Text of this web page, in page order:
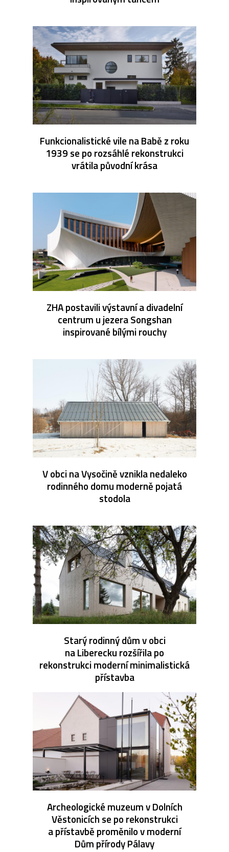
Funkcionalistické vile na Babě z roku
1939 se po rozsáhlé rekonstrukci
vrátila původní krása
ZHA postavili výstavní a divadelní
centrum u jezera Songshan
inspirované bílými rouchy
V obci na Vysočině vznikla nedaleko
rodinného domu moderně pojatá
stodola
Starý rodinný dům v obci
na Liberecku rozšířila po
rekonstrukci moderní minimalistická
přístavba
Archeologické muzeum v Dolních
Věstonicích se po rekonstrukci
a přístavbě proměnilo v moderní
Dům přírody Pálavy